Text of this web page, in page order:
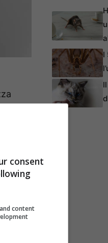
e
la
e
I
consent
content